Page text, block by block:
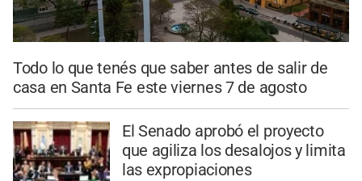
Todo lo que tenés que saber antes de salir de
casa en Santa Fe este viernes 7 de agosto
El Senado aprobó el proyecto
que agiliza los desalojos y limita
las expropiaciones